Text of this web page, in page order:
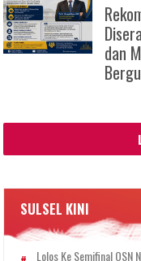
dan
SULSEL KINI
Lolos Ke Semifinal OSN